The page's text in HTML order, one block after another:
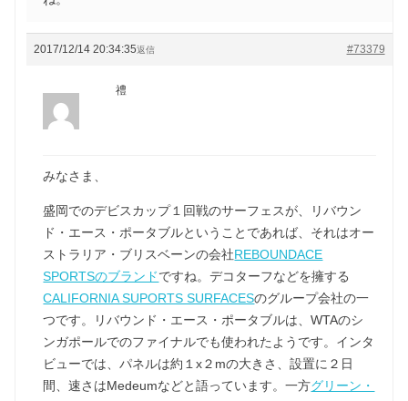
2017/12/14 20:34:35 #73379
返信
禮
みなさま、
盛岡でのデビスカップ１回戦のサーフェスが、リバウン
ド・エース・ポータブルということであれば、それはオー
ストラリア・ブリスベーンの会社REBOUNDACE
SPORTSのブランドですね。デコターフなどを擁する
CALIFORNIA SUPORTS SURFACESのグループ会社の一
つです。リバウンド・エース・ポータブルは、WTAのシ
ンガポールでのファイナルでも使われたようです。インタ
ビューでは、パネルは約１x２mの大きさ、設置に２日
間、速さはMedeumなどと語っています。一方グリーン・